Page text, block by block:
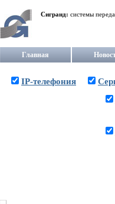
Сигранд: системы
Главная
IP-телефония